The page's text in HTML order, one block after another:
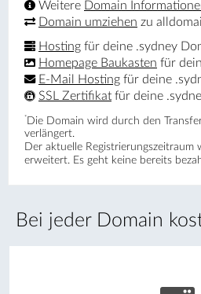
Bei jeder Domain
Weitere Domain
Domain umziehen zu
Hosting für deine .sydney
Homepage Baukasten für
E-Mail Hosting für deine
SSL Zertifikat für deine
* Die Domain wird durch den
verlängert.
Der aktuelle Registrierungs­zeitraum
erweitert. Es geht keine bereits